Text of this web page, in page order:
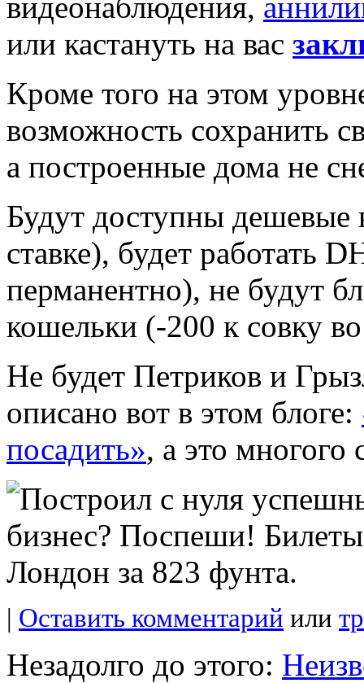
или кастануть на вас
Кроме того на этом
возможность сохранить
а построенные дома не
Будут доступны дешевые
ставке), будет работать
перманентно), не будут
кошельки (-200 к совку
Не будет Петриков и
описано вот в этом блоге:
посадить», а это многого
| Оставить комментарий или
Незадолго до этого: